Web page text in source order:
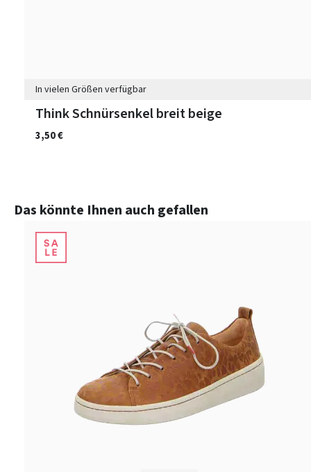
In vielen Größen verfügbar
Think Schnürsenkel breit beige
3,50 €
Produktgalerie überspringen
Das könnte Ihnen auch gefallen